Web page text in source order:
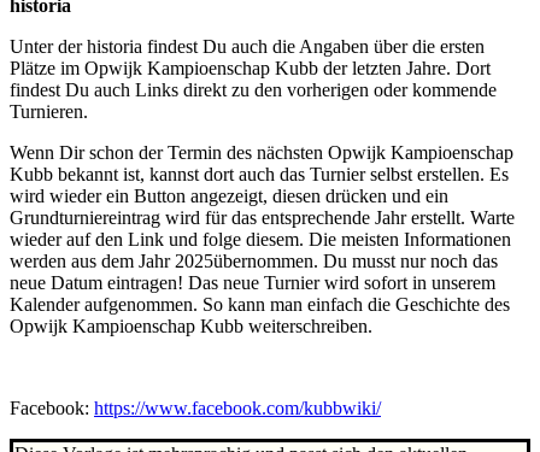
historia
Unter der historia findest Du auch die Angaben über die ersten
Plätze im Opwijk Kampioenschap Kubb der letzten Jahre. Dort
findest Du auch Links direkt zu den vorherigen oder kommende
Turnieren.
Wenn Dir schon der Termin des nächsten Opwijk Kampioenschap
Kubb bekannt ist, kannst dort auch das Turnier selbst erstellen. Es
wird wieder ein Button angezeigt, diesen drücken und ein
Grundturniereintrag wird für das entsprechende Jahr erstellt. Warte
wieder auf den Link und folge diesem. Die meisten Informationen
werden aus dem Jahr 2025übernommen. Du musst nur noch das
neue Datum eintragen! Das neue Turnier wird sofort in unserem
Kalender aufgenommen. So kann man einfach die Geschichte des
Opwijk Kampioenschap Kubb weiterschreiben.
Facebook: https://www.facebook.com/kubbwiki/